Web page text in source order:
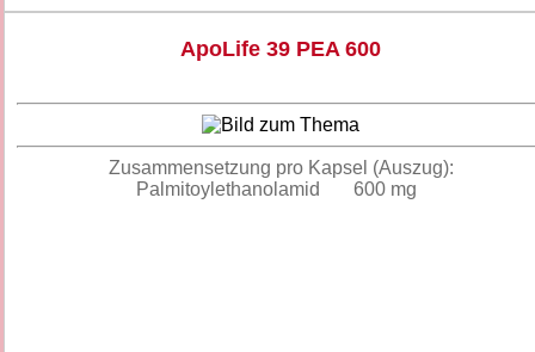
ApoLife 39 PEA 600
Zusammensetzung pro Kapsel (Auszug):
Palmitoylethanolamid 600 mg